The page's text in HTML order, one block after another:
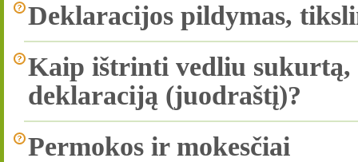
Deklaracijos pildymas,
Kaip ištrinti vedliu sukurtą,
deklaraciją (juodraštį)?
Permokos ir mokesčiai